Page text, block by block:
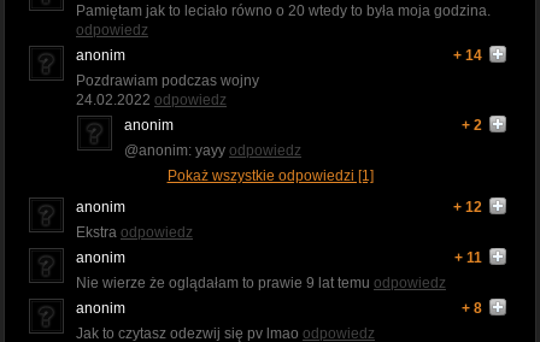
Pamiętam jak to leciało równo o 20 wtedy to była moja godzina.
odpowiedz
anonim
+ 14
Pozdrawiam podczas wojny
24.02.2022 odpowiedz
anonim
+ 2
@anonim: yayy odpowiedz
Pokaż wszystkie odpowiedzi [1]
anonim
+ 12
Ekstra odpowiedz
anonim
+ 11
Nie wierze że oglądałam to prawie 9 lat temu odpowiedz
anonim
+ 8
Jak to czytasz odezwij się pv lmao odpowiedz